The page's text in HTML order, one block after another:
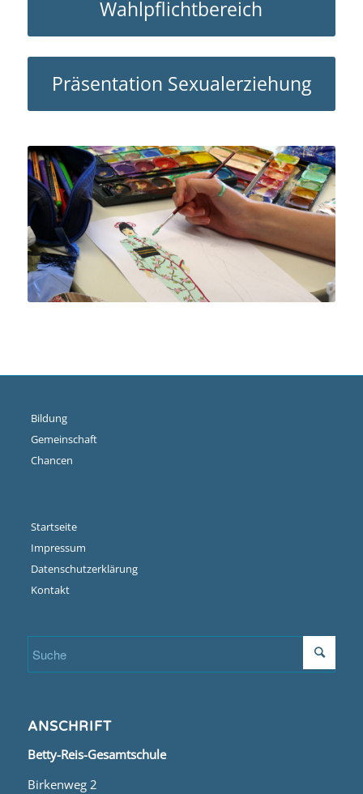
Wahlpflichtbereich
Präsentation Sexualerziehung
Bildung
Gemeinschaft
Chancen
Startseite
Impressum
Datenschutzerklärung
Kontakt
ANSCHRIFT
Betty-Reis-Gesamtschule
Birkenweg 2